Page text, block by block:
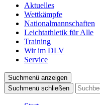
Aktuelles
Wettkämpfe
Nationalmannschaften
Leichtathletik für Alle
Training
Wir im DLV
Service
Suchmenü anzeigen
Suchmenü schließen